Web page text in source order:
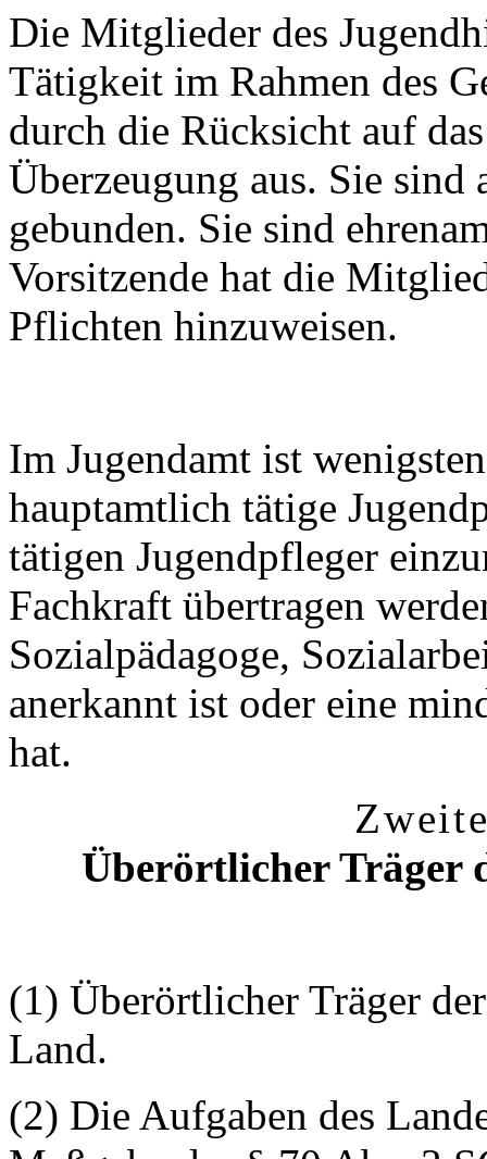
Die Mitglieder des
Tätigkeit im Rahmen des
durch die Rücksicht auf
Überzeugung aus. Sie
gebunden. Sie sind
Vorsitzende hat die
Pflichten hinzuweisen.
Im Jugendamt ist
hauptamtlich tätige
tätigen Jugendpfleger
Fachkraft übertragen
Sozialpädagoge,
anerkannt ist oder eine
hat.
Überörtlicher Träger
(1) Überörtlicher Träger
Land.
(2) Die Aufgaben des